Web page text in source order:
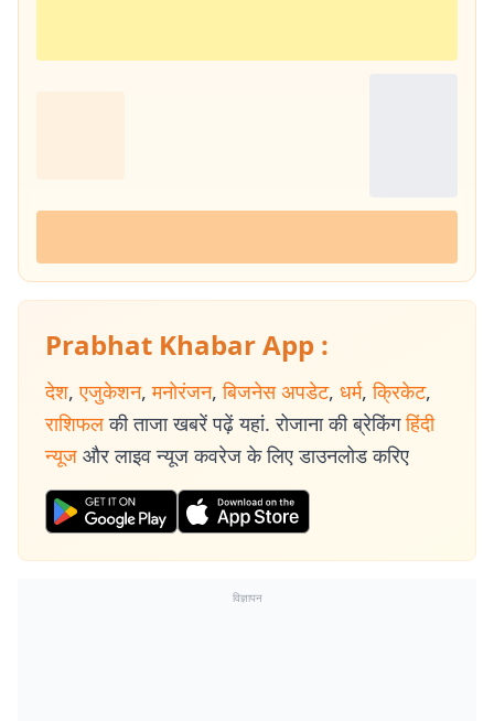
Prabhat Khabar App :
देश, एजुकेशन, मनोरंजन, बिजनेस अपडेट, धर्म, क्रिकेट,
राशिफल की ताजा खबरें पढ़ें यहां. रोजाना की ब्रेकिंग हिंदी
न्यूज और लाइव न्यूज कवरेज के लिए डाउनलोड करिए
विज्ञापन